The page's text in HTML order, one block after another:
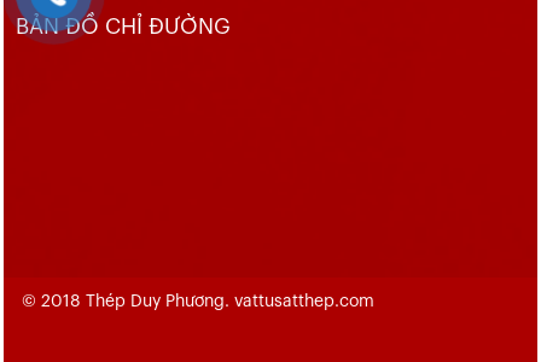
BẢN ĐỒ CHỈ ĐƯỜNG
© 2018 Thép Duy Phương. vattusatthep.com